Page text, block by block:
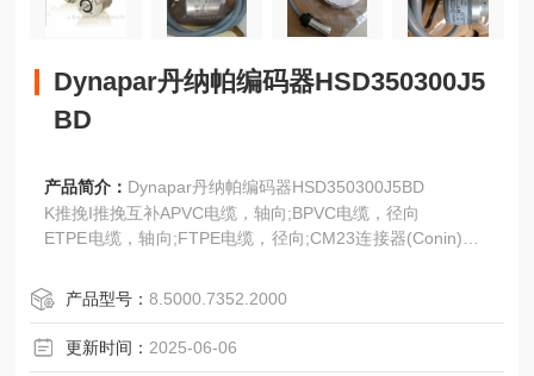
Dynapar丹纳帕编码器HSD350300J5
BD
产品简介： Dynapar丹纳帕编码器HSD350300J5BD
K推挽I推挽互补APVC电缆，轴向;BPVC电缆，径向
ETPE电缆，轴向;FTPE电缆，径向;CM23连接器(Conin)，1
顺时针DM23连接器(Conin)，12脚，径向，顺时针GM23连
接器(Conin),12脚，轴向，
逆时针HM23连接器(Conin)，12脚，径向，逆时针JM16连
接器(Binder)，6脚，径向NM
产品型号：8.5000.7352.2000
更新时间： 2025-06-06